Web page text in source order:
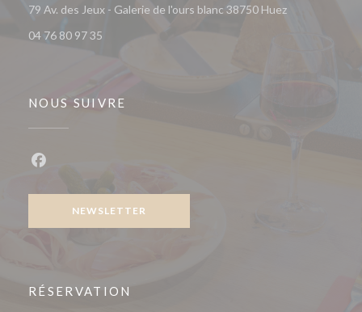
79 Av. des Jeux - Galerie de l'ours blanc 38750 Huez((ouvre une
04 76 80 97 35
NOUS SUIVRE
NEWSLETTER
RÉSERVATION